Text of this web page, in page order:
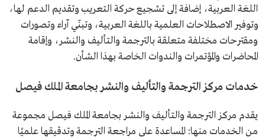
اللغة العربية، إضافة إلى تشجيع حركة التعريب وتقديم الدعم لها،
وتوفير الاصطلاحات العلمية باللغة العربية، وتبنّي آراء وتصورات
ومقترحات مختلفة متعلقة بالترجمة والتأليف والنشر، وإقامة
المحاضرات والمؤتمرات والندوات الخاصة بهذا الشأن.
خدمات مركز الترجمة والتأليف والنشر بجامعة الملك فيصل
يقدم مركز الترجمة والتأليف والنشر بجامعة الملك فيصل مجموعة
من الخدمات منها: المساعدة على مراجعة الترجمة وتدقيقها علميًا